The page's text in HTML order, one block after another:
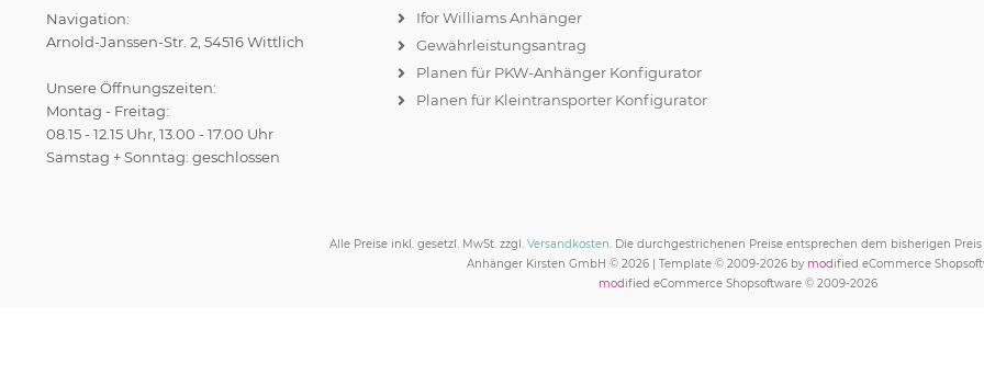
Navigation:
Arnold-Janssen-Str. 2, 54516 Wittlich
Unsere Öffnungszeiten:
Montag - Freitag:
08.15 - 12.15 Uhr, 13.00 - 17.00 Uhr
Samstag + Sonntag: geschlossen
Ifor Williams Anhänger
Gewährleistungsantrag
Planen für PKW-Anhänger Konfigurator
Planen für Kleintransporter Konfigurator
Alle Preise inkl. gesetzl. MwSt. zzgl. Versandkosten. Die durchgestrichenen Preise entsprechen dem bisherigen
Anhänger Kirsten GmbH © 2026 | Template © 2009-2026 by modified eCommerce
modified eCommerce Shopsoftware © 2009-2026